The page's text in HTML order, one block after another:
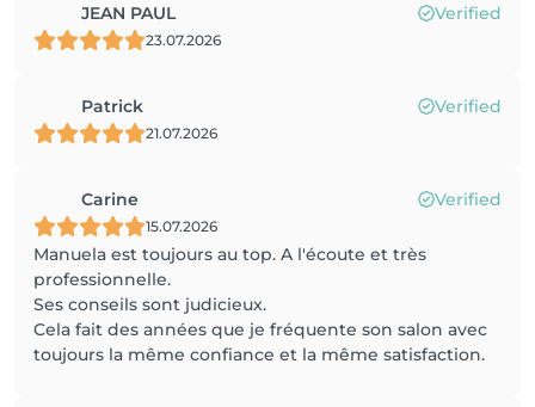
JEAN PAUL Verified
23.07.2026
Patrick Verified
21.07.2026
Carine Verified
15.07.2026
Manuela est toujours au top. A l'écoute et très
professionnelle.
Ses conseils sont judicieux.
Cela fait des années que je fréquente son salon avec
toujours la même confiance et la même satisfaction.